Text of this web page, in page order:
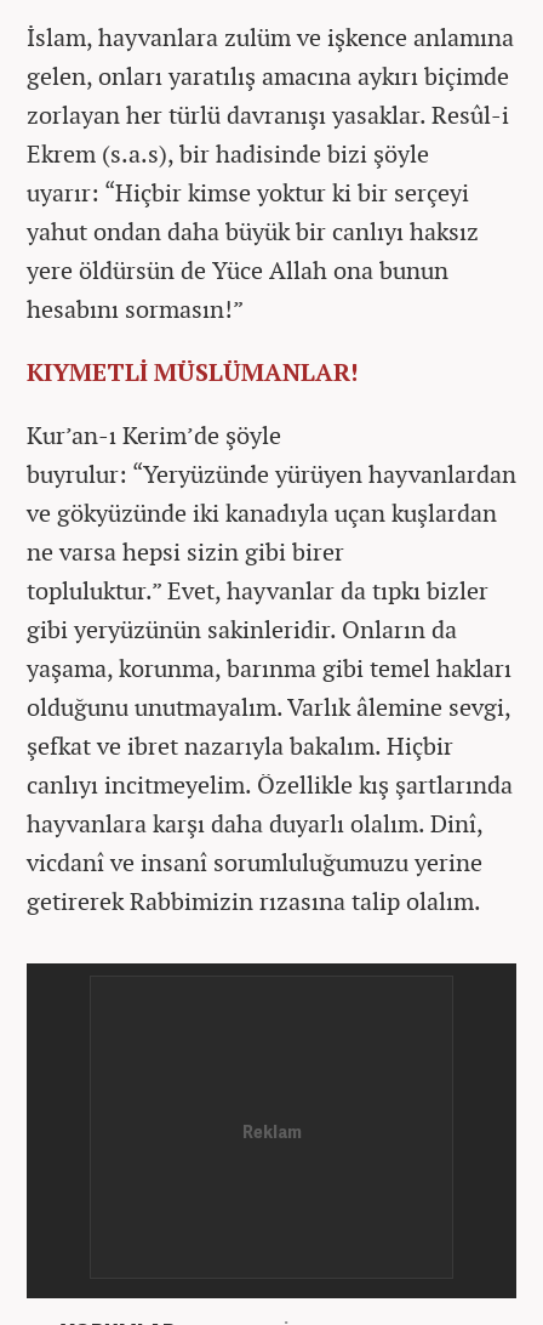
İslam, hayvanlara zulüm ve işkence anlamına
gelen, onları yaratılış amacına aykırı biçimde
zorlayan her türlü davranışı yasaklar. Resûl-i
Ekrem (s.a.s), bir hadisinde bizi şöyle
uyarır: “Hiçbir kimse yoktur ki bir serçeyi
yahut ondan daha büyük bir canlıyı haksız
yere öldürsün de Yüce Allah ona bunun
hesabını sormasın!”
KIYMETLİ MÜSLÜMANLAR!
Kur’an-ı Kerim’de şöyle
buyrulur: “Yeryüzünde yürüyen hayvanlardan
ve gökyüzünde iki kanadıyla uçan kuşlardan
ne varsa hepsi sizin gibi birer
topluluktur.” Evet, hayvanlar da tıpkı bizler
gibi yeryüzünün sakinleridir. Onların da
yaşama, korunma, barınma gibi temel hakları
olduğunu unutmayalım. Varlık âlemine sevgi,
şefkat ve ibret nazarıyla bakalım. Hiçbir
canlıyı incitmeyelim. Özellikle kış şartlarında
hayvanlara karşı daha duyarlı olalım. Dinî,
vicdanî ve insanî sorumluluğumuzu yerine
getirerek Rabbimizin rızasına talip olalım.